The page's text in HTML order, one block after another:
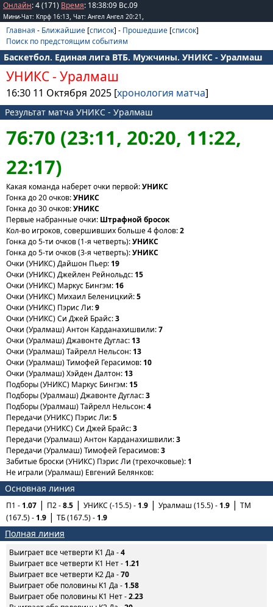
Онлайн: 4 (171) Время: 18:38:09 Вс.09
Мини-Чат: Кпрф 16:13, Чат: Ангел Ангел 20:21 ,
Главная - Ближайшие [список] - Прошедшие [список]
Поиск по предстоящим событиям
Баскетбол. Единая лига ВТБ. Мужчины. УНИКС - Уралмаш
УНИКС- Уралмаш
16:30 11 Октября 2025 [хронология матча]
Результат матча УНИКС - Уралмаш
76:70 (23:11, 20:20, 11:22,
22:17)
Какая команда наберет очки первой:УНИКС
Гонка до 20 очков:УНИКС
Гонка до 30 очков:УНИКС
Первые набранные очки: Штрафной бросок
Кол-во игроков, совершивших больше 4 фолов:2
Гонка до 5-ти очков (1-я четверть):УНИКС
Гонка до 5-ти очков (3-я четверть):УНИКС
Очки (УНИКС) Дайшон Пьер:19
Очки (УНИКС) Джейлен Рейнольдс:15
Очки (УНИКС) Маркус Бингэм:16
Очки (УНИКС) Михаил Беленицкий:5
Очки (УНИКС) Пэрис Ли:9
Очки (УНИКС) Си Джей Брайс:3
Очки (Уралмаш) Антон Карданахишвили:7
Очки (Уралмаш) Джавонте Дуглас:13
Очки (Уралмаш) Тайрелл Нельсон:13
Очки (Уралмаш) Тимофей Герасимов:10
Очки (Уралмаш) Хэйден Далтон:13
Подборы (УНИКС) Маркус Бингэм:15
Подборы (Уралмаш) Джавонте Дуглас:3
Подборы (Уралмаш) Тайрелл Нельсон:4
Передачи (УНИКС) Пэрис Ли:5
Передачи (УНИКС) Си Джей Брайс:3
Передачи (Уралмаш) Антон Карданахишвили:3
Передачи (Уралмаш) Тимофей Герасимов:3
Забитые броски (УНИКС) Пэрис Ли (трехочковые):1
Не играли (Уралмаш) Евгений Белянков:
Основная линия
П1 -1.07 П2 -8.5 УНИКС (-15.5) -1.9 Уралмаш (15.5) -1.9
ТМ
(167.5) -1.9 ТБ (167.5) -1.9
Полная линия
Выиграет все четверти K1 Да -4
Выиграет все четверти K1 Нет - 1.21
Выиграет все четверти K2 Да -70
Выиграет обе половины K1 Да - 1.58
Выиграет обе половины K1 Нет -2.23